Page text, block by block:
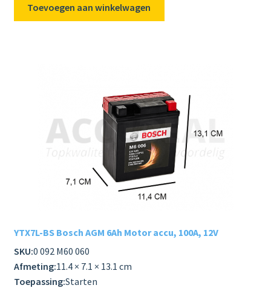
Toevoegen aan winkelwagen
YTX7L-BS Bosch AGM 6Ah Motor accu, 100A, 12V
SKU:0 092 M60 060
Afmeting:11.4 × 7.1 × 13.1 cm
Toepassing:Starten